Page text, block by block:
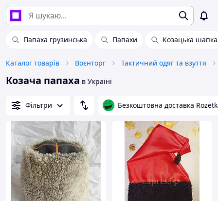
Папаха грузинська Папахи Козацька шапка
Каталог товарів Воєнторг Тактичний одяг та взуття
Козача папаха в Україні
Фільтри Безкоштовна доставка